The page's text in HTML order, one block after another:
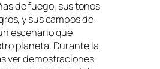
de fuego, sus tonos
y sus campos de
escenario que
planeta. Durante la
ver demostraciones